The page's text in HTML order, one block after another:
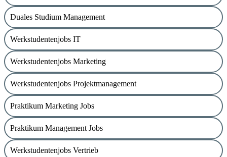
Duales Studium Management
Werkstudentenjobs IT
Werkstudentenjobs Marketing
Werkstudentenjobs Projektmanagement
Praktikum Marketing Jobs
Praktikum Management Jobs
Werkstudentenjobs Vertrieb